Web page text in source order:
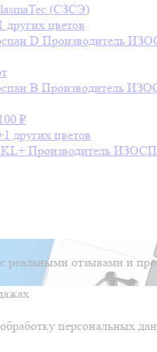
(СЗСЭ)
других цветов
D Производитель
B Производитель
₽
других цветов
KL+ Производитель
отзывами и
персональных